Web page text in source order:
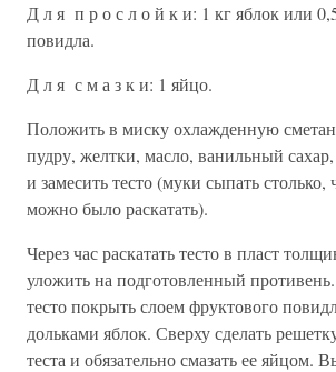
Д л я п р о с л о й к и: 1 кг яблок или
повидла.
Д л я с м а з к и: 1 яйцо.
Положить в миску охлажденную
пудру, желтки, масло, ванильный
и замесить тесто (муки сыпать столько,
можно было раскатать).
Через час раскатать тесто в пласт
уложить на подготовленный
тесто покрыть слоем фруктового
дольками яблок. Сверху сделать
теста и обязательно смазать ее яйцом.